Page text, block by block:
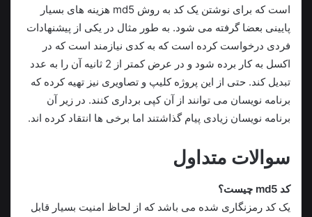
است که برای نوشتن یک کد به روش md5 هزینه های بسیار
پایینی بعضا گرفته می شود. به طور مثال در یکی از پیشنهادات
فردی درخواست کرده است که به کدی نیازمند است که در
اکسل به کار برده شود و در عرض کمتر از 2 ثانیه آن را به عدد
تبدیل کند. حتی از این پروژه کلیپ و تصاویری نیز تهیه کرده که
برنامه نویسان می توانند از آن کپی برداری کنند. در زیر آن
برنامه نویسان زیادی پیام گذاشتند اما برخی ها انتقاد کرده اند.
سوالات متداول
کد md5 چیست؟
یک کد رمزنگاری شده می باشد که از لحاظ امنیت بسیار قابل